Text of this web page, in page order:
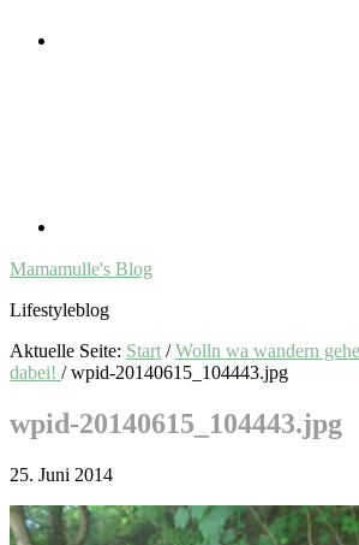
Mamamulle's Blog
Lifestyleblog
Aktuelle Seite: Start / Wolln wa wandern
dabei! /wpid-20140615_104443.jpg
wpid-20140615_104443.jpg
25. Juni 2014